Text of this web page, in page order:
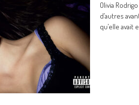
Olivia
d’autres
qu’elle avait